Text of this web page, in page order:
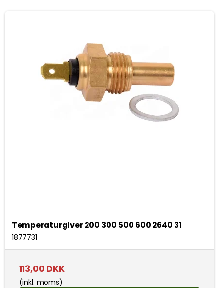
Temperaturgiver 200 300 500 600 2640 31
1877731
113,00 DKK
(inkl. moms)